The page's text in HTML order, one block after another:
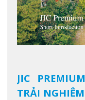
JIC
TRẢI